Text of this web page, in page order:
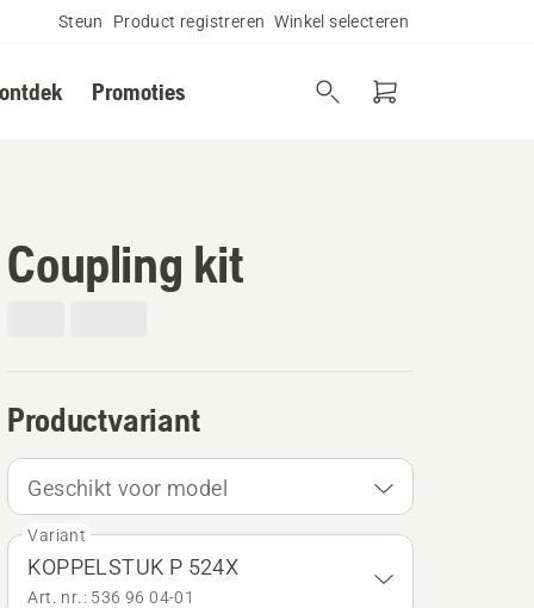
Steun Product registreren Winkel selecteren
Promoties
Coupling kit
Productvariant
Geschikt voor model
Variant
KOPPELSTUK P 524X
Art. nr.: 536 96 04‑01